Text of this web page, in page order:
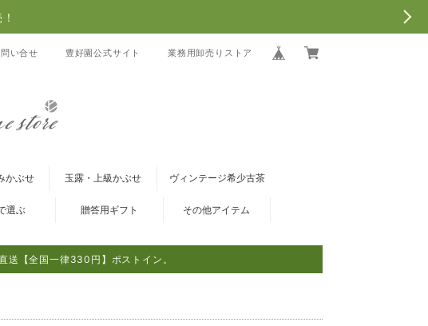
い合せ 豊好園公式サイト 業務用卸売りストア
かぶせ 玉露・上級かぶせ ヴィンテージ希少古茶
選ぶ 贈答用ギフト その他アイテム
送【全国一律330円】ポストイン。